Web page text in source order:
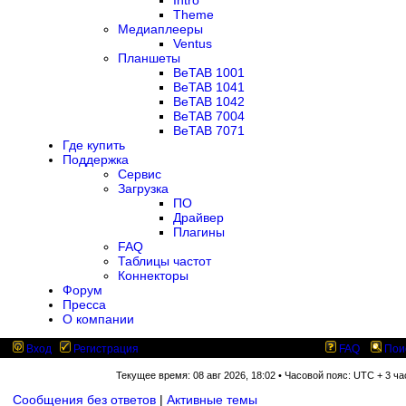
Theme
Медиаплееры
Ventus
Планшеты
BeTAB 1001
BeTAB 1041
BeTAB 1042
BeTAB 7004
BeTAB 7071
Где купить
Поддержка
Сервис
Загрузка
ПО
Драйвер
Плагины
FAQ
Таблицы частот
Коннекторы
Форум
Пресса
О компании
Вход Регистрация FAQ
Текущее время: 08 авг 2026, 18:02 • Часовой пояс: UTC + 3
Сообщения без ответов | Активные темы